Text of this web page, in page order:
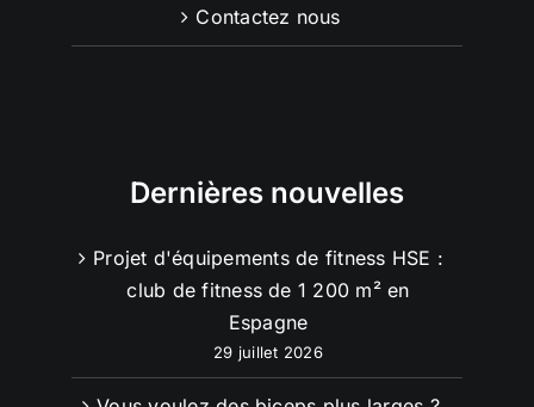
Contactez nous
Dernières nouvelles
Projet d'équipements de fitness HSE :
club de fitness de 1 200 m² en
Espagne
29 juillet 2026